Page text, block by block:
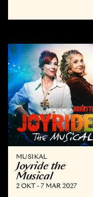
MUSIKAL
Joyride the
Musical
2 OKT - 7 MAR 2027